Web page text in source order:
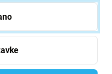
otisak kako bismo
kako
smanjili naš